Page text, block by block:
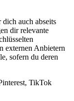
auch abseits
dir relevante
externen Anbietern
sofern du deren
TikTok